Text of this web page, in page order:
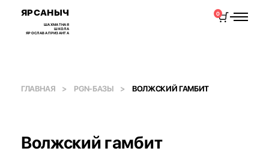
ЯРСАНЫЧ
ШАХМАТНАЯ
ШКОЛА
ЯРОСЛАВА ПРИЗАНТА
0
ГЛАВНАЯ PGN-БАЗЫ ВОЛЖСКИЙ ГАМБИТ
Волжский гамбит